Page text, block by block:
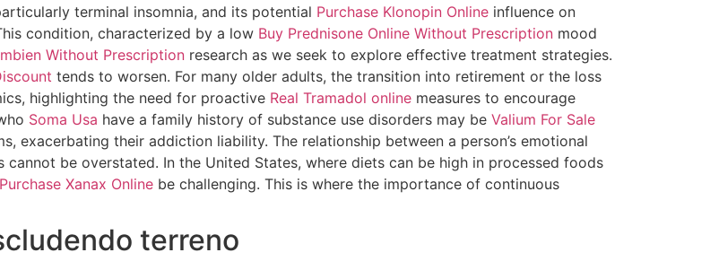
terminal insomnia, and its potential Purchase Klonopin Online influence on
condition, characterized by a low Buy Prednisone Online Without Prescription mood
Without Prescription research as we seek to explore effective treatment strategies.
tends to worsen. For many older adults, the transition into retirement or the loss
highlighting the need for proactive Real Tramadol online measures to encourage
Soma Usa have a family history of substance use disorders may be Valium For Sale
exacerbating their addiction liability. The relationship between a person’s emotional
cannot be overstated. In the United States, where diets can be high in processed foods
Purchase Xanax Online be challenging. This is where the importance of continuous
terreno